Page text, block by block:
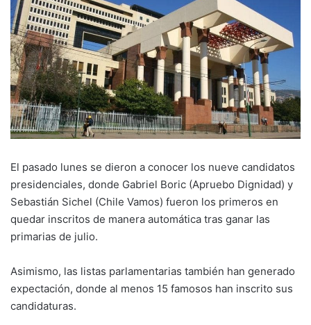
El pasado lunes se dieron a conocer los nueve candidatos
presidenciales, donde Gabriel Boric (Apruebo Dignidad) y
Sebastián Sichel (Chile Vamos) fueron los primeros en
quedar inscritos de manera automática tras ganar las
primarias de julio.
Asimismo, las listas parlamentarias también han generado
expectación, donde al menos 15 famosos han inscrito sus
candidaturas.